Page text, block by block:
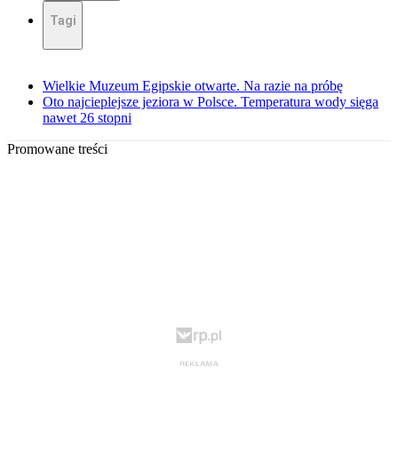
Tagi
Wielkie Muzeum Egipskie otwarte. Na razie na próbę
Oto najcieplejsze jeziora w Polsce. Temperatura wody sięga
nawet 26 stopni
Promowane treści